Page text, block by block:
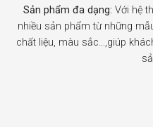
Sản phẩm đa dạng: Với hệ
nhiều sản phẩm từ những
chất liệu, màu sắc…,giúp